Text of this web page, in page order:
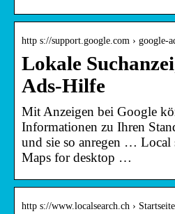
http s://support.google.com › google-
Lokale
Ads-Hilfe
Mit Anzeigen bei Google
Informationen zu Ihren
und sie so anregen … Local
Maps for desktop …
http s://www.localsearch.ch ›